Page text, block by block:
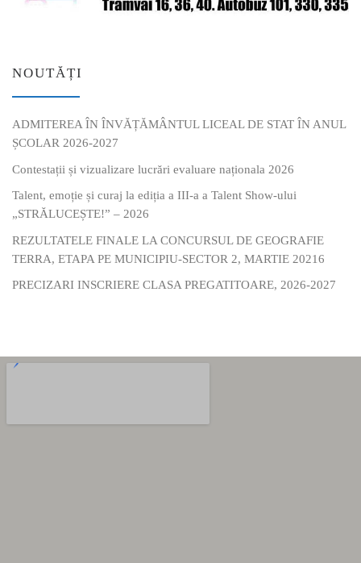
NOUTĂȚI
ADMITEREA ÎN ÎNVĂȚĂMÂNTUL LICEAL DE STAT ÎN ANUL
ȘCOLAR 2026-2027
Contestații și vizualizare lucrări evaluare naționala 2026
Talent, emoție și curaj la ediția a III-a a Talent Show-ului
„STRĂLUCEȘTE!” – 2026
REZULTATELE FINALE LA CONCURSUL DE GEOGRAFIE
TERRA, ETAPA PE MUNICIPIU-SECTOR 2, MARTIE 20216
PRECIZARI INSCRIERE CLASA PREGATITOARE, 2026-2027